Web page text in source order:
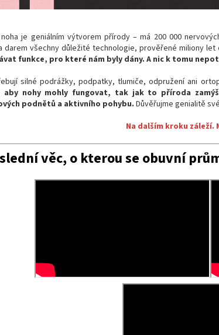
je geniálním výtvorem přírody – má 200 000
darem všechny důležité technologie, prověřené miliony let
funkce, pro které nám byly dány. A nic k tomu
silné podrážky, podpatky, tlumiče, odpružení ani
aby nohy mohly fungovat, tak jak to příroda
podnětů a aktivního pohybu. Důvěřujme genialitě
Na dalším kroku záleží.
věc, o kterou se obuvní